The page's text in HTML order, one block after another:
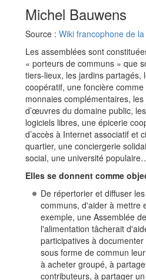
Michel Bauwens
Source : Wiki francophone de
Les assemblées sont
« porteurs de communs » que
tiers-lieux, les jardins partagés,
coopératif, une foncière
monnaies complémentaires,
d’œuvres du domaine public,
logiciels libres, une épicerie
d’accès à Internet associatif et
quartier, une conciergerie
social, une université
Elles se donnent comme
De répertorier et diffuser
communs, d'aider à mettre
exemple, une Assemblée
l'alimentation tâcherait
participatives à
sous forme de commun
à acheter groupé, à
contributeurs, à partager